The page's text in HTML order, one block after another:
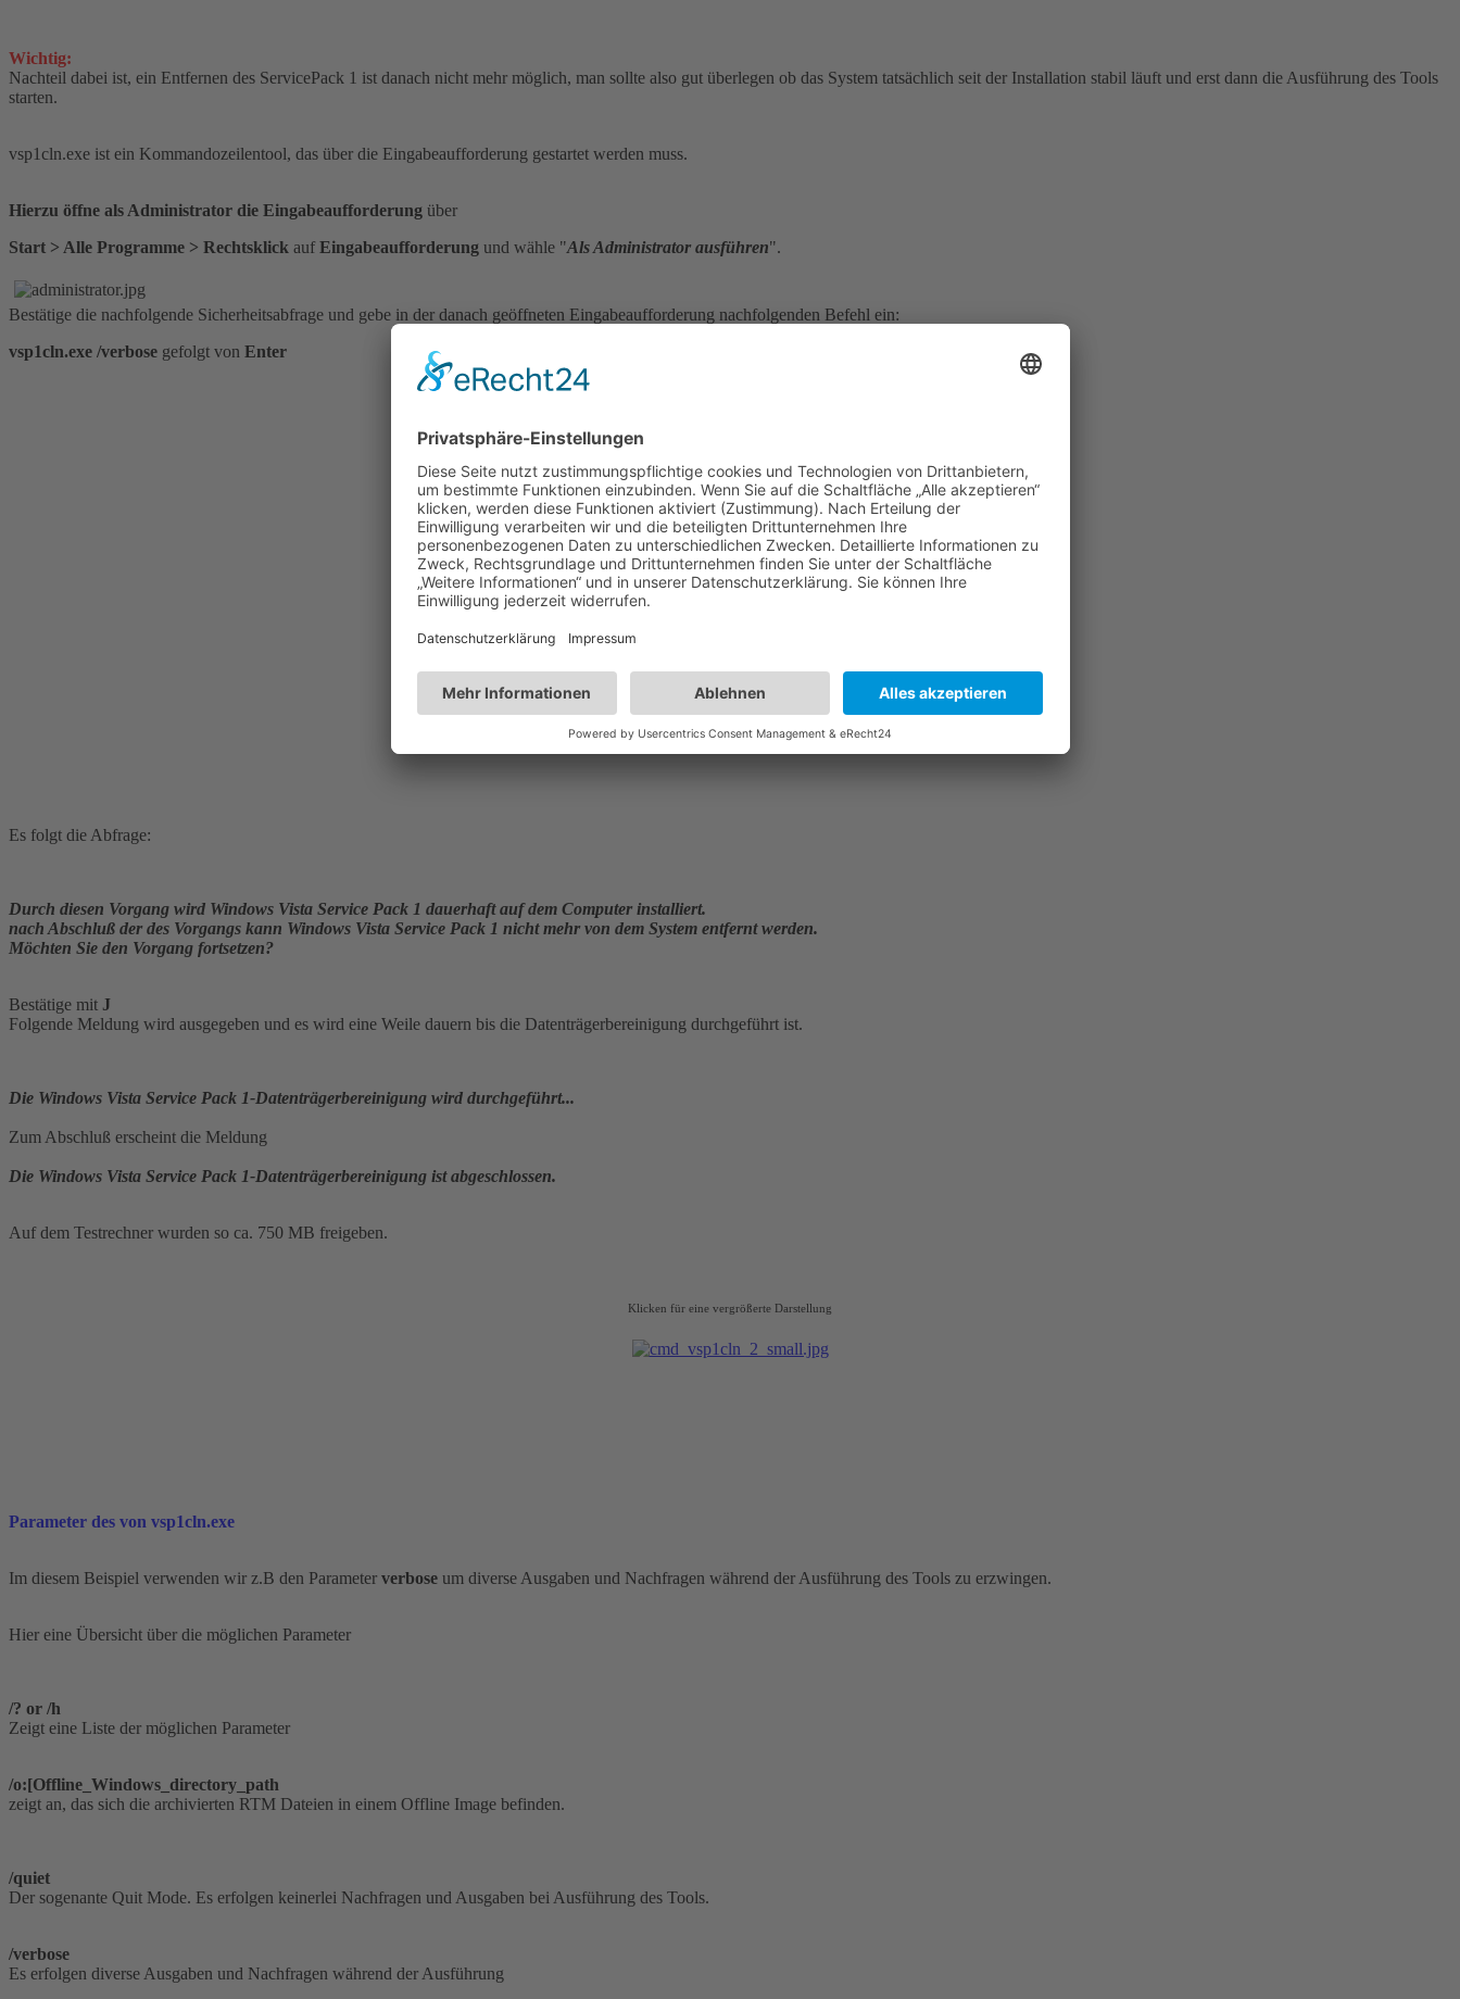
Wichtig:
Nachteil dabei ist, ein Entfernen des ServicePack 1 ist danach nicht mehr möglich, man sollte also gut überlegen ob das System tatsächlich seit der Installation stabil läuft und erst dann die Ausführung des Tools
starten.
vsp1cln.exe ist ein Kommandozeilentool, das über die Eingabeaufforderung gestartet werden muss.
Hierzu öffne als Administrator die Eingabeaufforderung über
Start > Alle Programme > Rechtsklick auf Eingabeaufforderung und wähle "Als Administrator ausführen".
Bestätige die nachfolgende Sicherheitsabfrage und gebe in der danach geöffneten Eingabeaufforderung nachfolgenden Befehl ein:
vsp1cln.exe /verbose gefolgt von Enter
Es folgt die Abfrage:
Durch diesen Vorgang wird Windows Vista Service Pack 1 dauerhaft auf dem Computer installiert.
nach Abschluß der des Vorgangs kann Windows Vista Service Pack 1 nicht mehr von dem System entfernt werden.
Möchten Sie den Vorgang fortsetzen?
Bestätige mit J
Folgende Meldung wird ausgegeben und es wird eine Weile dauern bis die Datenträgerbereinigung durchgeführt ist.
Die Windows Vista Service Pack 1-Datenträgerbereinigung wird durchgeführt...
Zum Abschluß erscheint die Meldung
Die Windows Vista Service Pack 1-Datenträgerbereinigung ist abgeschlossen.
Auf dem Testrechner wurden so ca. 750 MB freigeben.
Klicken für eine vergrößerte Darstellung
Parameter des von vsp1cln.exe
Im diesem Beispiel verwenden wir z.B den Parameter verbose um diverse Ausgaben und Nachfragen während der Ausführung des Tools zu erzwingen.
Hier eine Übersicht über die möglichen Parameter
/? or /h
Zeigt eine Liste der möglichen Parameter
/o:[Offline_Windows_directory_path
zeigt an, das sich die archivierten RTM Dateien in einem Offline Image befinden.
/quiet
Der sogenante Quit Mode. Es erfolgen keinerlei Nachfragen und Ausgaben bei Ausführung des Tools.
/verbose
Es erfolgen diverse Ausgaben und Nachfragen während der Ausführung